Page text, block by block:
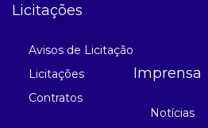
Licitações
Avisos de Licitação
Licitações
Contratos
Imprensa
Notícias